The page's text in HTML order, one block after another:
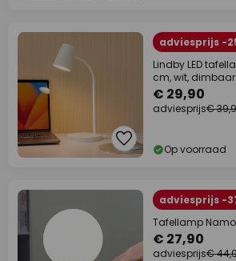
adviesprijs -
Lindby LED
cm, wit, dimbaar
€ 29,90
adviesprijs€
Op voorraad
adviesprijs -
Tafellamp
€ 27,90
adviesprijs€